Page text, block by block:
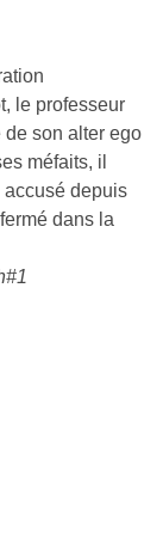
le professeur
son alter ego
méfaits, il
accusé depuis
dans la